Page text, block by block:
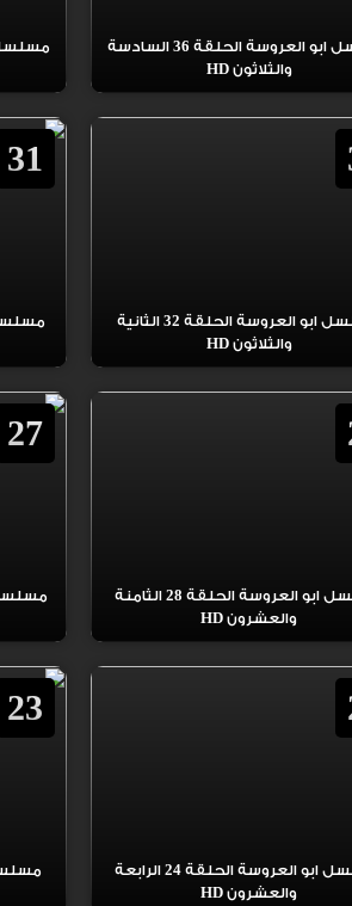
مسلسل ابو العروسة الحلقة 36 السادسة
والثلاثون HD
مسلسل ابو العروسة الحلقة 32 الثانية
والثلاثون HD
31
مسلسل ابو العروسة الحلقة 28 الثامنة
والعشرون HD
27
مسلسل ابو العروسة الحلقة 24 الرابعة
والعشرون HD
23